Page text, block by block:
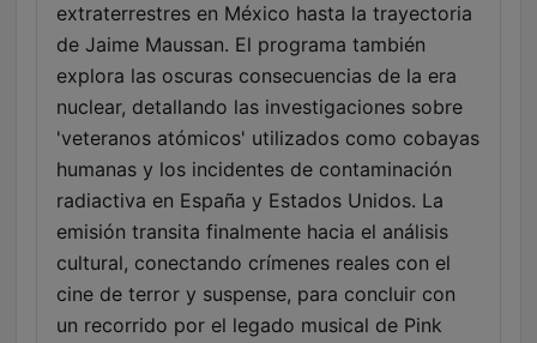
extraterrestres en México hasta la trayectoria
de Jaime Maussan. El programa también
explora las oscuras consecuencias de la era
nuclear, detallando las investigaciones sobre
'veteranos atómicos' utilizados como cobayas
humanas y los incidentes de contaminación
radiactiva en España y Estados Unidos. La
emisión transita finalmente hacia el análisis
cultural, conectando crímenes reales con el
cine de terror y suspense, para concluir con
un recorrido por el legado musical de Pink